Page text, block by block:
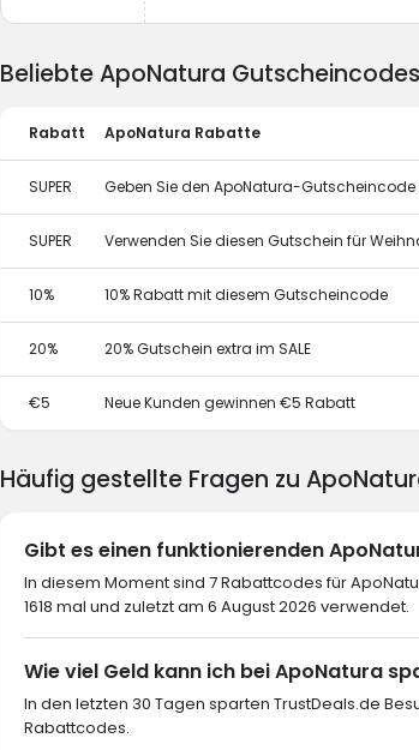
Beliebte ApoNatura
Rabatt ApoNatura Rabatte
SUPER Geben Sie den ApoNatura-
SUPER Verwenden Sie diesen Gutschein für
10% 10% Rabatt mit diesem Gutscheincode
20% 20% Gutschein extra im SALE
€5 Neue Kunden gewinnen €5 Rabatt
Häufig gestellte Fragen zu
Gibt es einen funktionierenden
In diesem Moment sind 7 Rabattcodes für
1618 mal und zuletzt am 6 August 2026 verwendet.
Wie viel Geld kann ich bei ApoNatura
In den letzten 30 Tagen sparten TrustDeals.de
Rabattcodes.